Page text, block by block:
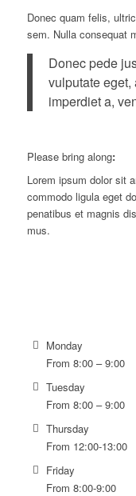
Donec quam felis,
sem. Nulla consequat
Donec pede
vulputate eget,
imperdiet a,
Please bring along:
Lorem ipsum dolor sit
commodo ligula eget
penatibus et magnis
mus.
Monday
From 8:00 – 9:00
Tuesday
From 8:00 – 9:00
Thursday
From 12:00-13:00
Friday
From 8:00-9:00